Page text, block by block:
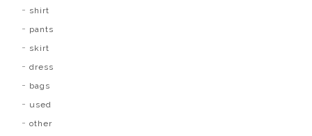
shirt
pants
skirt
dress
bags
used
other